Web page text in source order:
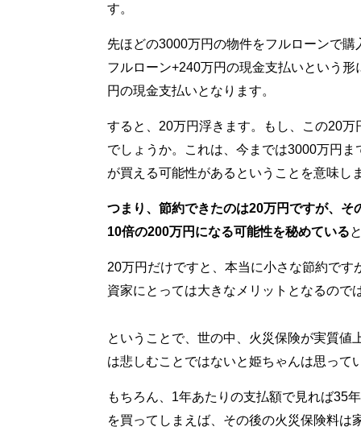
す。
先ほどの3000万円の物件をフルローンで
フルローン+240万円の現金支払いという
円の現金支払いとなります。
すると、20万円浮きます。もし、この20
でしょうか。これは、今までは3000万円
が買える可能性があるということを意味し
つまり、節約できたのは20万円ですが、
10倍の200万円になる可能性を秘めている
20万円だけですと、本当に小さな節約で
資家にとっては大きなメリットとなるので
ということで、世の中、火災保険が実質
は悲しむことではないと姫ちゃんは思って
もちろん、1年あたりの支払額で見れば35
を買ってしまえば、その後の火災保険料